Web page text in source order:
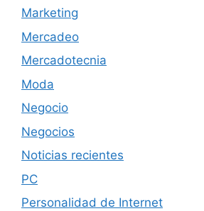
Marketing
Mercadeo
Mercadotecnia
Moda
Negocio
Negocios
Noticias recientes
PC
Personalidad de Internet